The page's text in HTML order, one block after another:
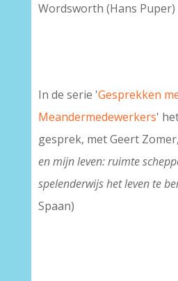
Wordsworth (Hans Puper)
In de serie 'Gesprekken
Meandermedewerkers'
gesprek, met Geert
en mijn leven: ruimte
spelenderwijs het leven te
Spaan)